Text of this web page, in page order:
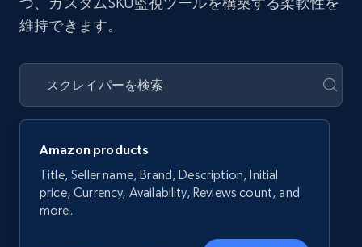
維持できます。
Amazon products
Title, Seller name, Brand, Description, Initial
price, Currency, Availability, Reviews count, and
more.